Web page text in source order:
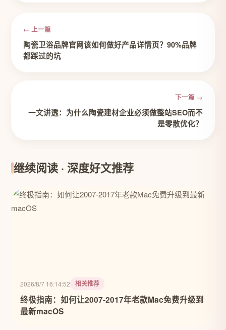
← 上一篇
陶瓷卫浴品牌官网该如何做好产品详情页？90%品牌
都踩过的坑
下一篇 →
一文讲透：为什么陶瓷建材企业必须做整站SEO而不
是零散优化？
继续阅读 · 深度好文推荐
2026/8/7 16:14:52 相关推荐
终极指南：如何让2007-2017年老款Mac免费升级到
最新macOS